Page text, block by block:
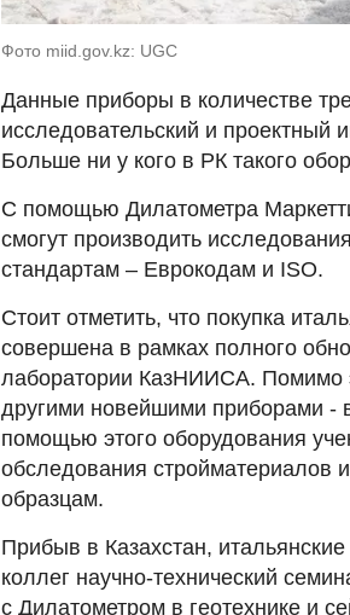
Фото miid.gov.kz: UGC
Данные приборы в количестве
исследовательский и проектный
Больше ни у кого в РК такого
С помощью Дилатометра
смогут производить
стандартам – Еврокодам и ISO.
Стоит отметить, что покупка
совершена в рамках полного
лаборатории КазНИИСА. Помимо
другими новейшими приборами -
помощью этого оборудования
обследования стройматериалов
образцам.
Прибыв в Казахстан,
коллег научно-технический
с Дилатометром в геотехнике и